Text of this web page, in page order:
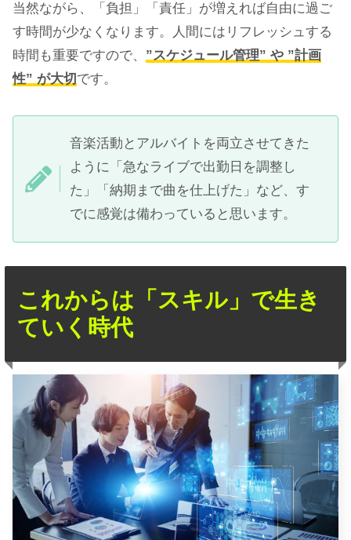
当然ながら、「負担」「責任」が増えれば自由に過ご
す時間が少なくなります。人間にはリフレッシュする
時間も重要ですので、 ”スケジュール管理” や ”計画
性” が大切 です。
音楽活動とアルバイトを両立させてきた
ように「急なライブで出勤日を調整し
た」「納期まで曲を仕上げた」など、す
でに感覚は備わっていると思います。
これからは「スキル」で生き
ていく時代